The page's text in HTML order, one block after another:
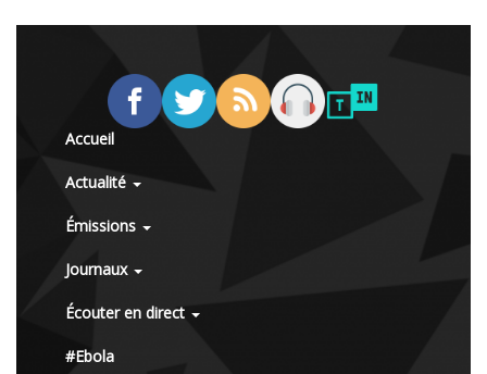
Accueil
Actualité
Émissions
Journaux
Écouter en direct
#Ebola